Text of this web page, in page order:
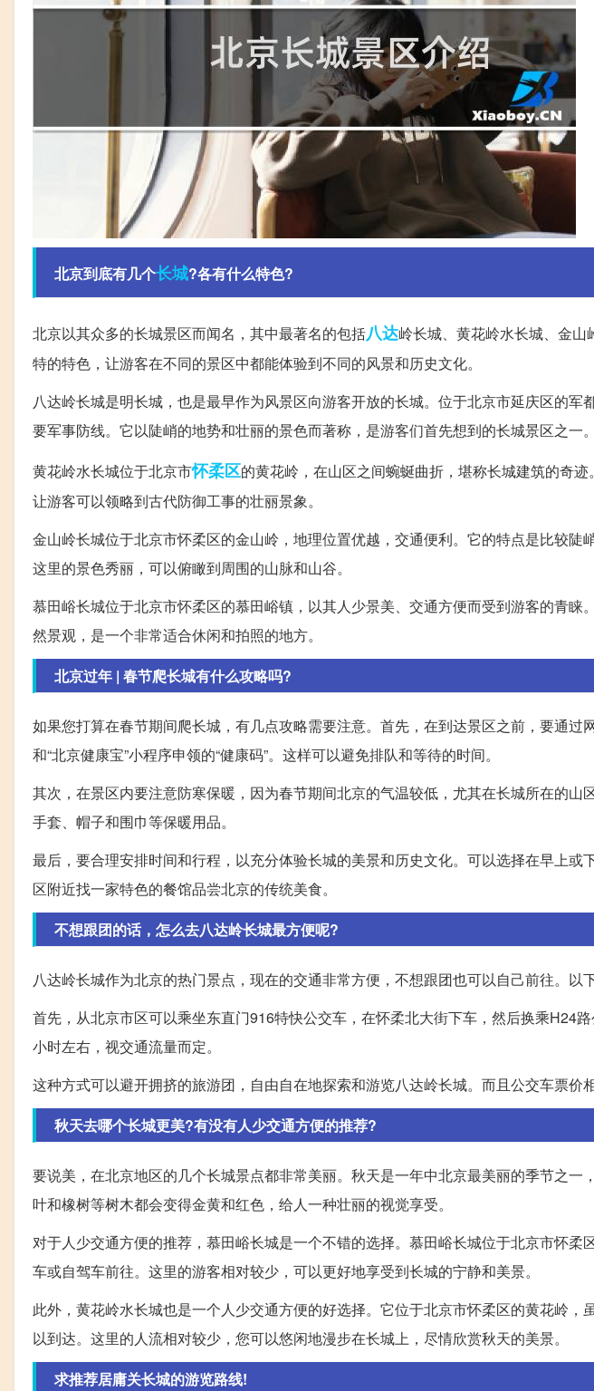
北京到底有几个长城?各有什么特色?
北京以其众多的长城景区而闻名，其中最著名的包括八达岭长城、黄花岭水长城、金
特的特色，让游客在不同的景区中都能体验到不同的风景和历史文化。
八达岭长城是明长城，也是最早作为风景区向游客开放的长城。位于北京市延庆区的
要军事防线。它以陡峭的地势和壮丽的景色而著称，是游客们首先想到的长城景区之一。
黄花岭水长城位于北京市怀柔区的黄花岭，在山区之间蜿蜒曲折，堪称长城建筑的奇
让游客可以领略到古代防御工事的壮丽景象。
金山岭长城位于北京市怀柔区的金山岭，地理位置优越，交通便利。它的特点是比较陡
这里的景色秀丽，可以俯瞰到周围的山脉和山谷。
慕田峪长城位于北京市怀柔区的慕田峪镇，以其人少景美、交通方便而受到游客的青睐
然景观，是一个非常适合休闲和拍照的地方。
北京过年 | 春节爬长城有什么攻略吗?
如果您打算在春节期间爬长城，有几点攻略需要注意。首先，在到达景区之前，要通过
和“北京健康宝”小程序申领的“健康码”。这样可以避免排队和等待的时间。
其次，在景区内要注意防寒保暖，因为春节期间北京的气温较低，尤其在长城所在的山
手套、帽子和围巾等保暖用品。
最后，要合理安排时间和行程，以充分体验长城的美景和历史文化。可以选择在早上或
区附近找一家特色的餐馆品尝北京的传统美食。
不想跟团的话，怎么去八达岭长城最方便呢?
八达岭长城作为北京的热门景点，现在的交通非常方便，不想跟团也可以自己前往。以
首先，从北京市区可以乘坐东直门916特快公交车，在怀柔北大街下车，然后换乘H24
小时左右，视交通流量而定。
这种方式可以避开拥挤的旅游团，自由自在地探索和游览八达岭长城。而且公交车票价
秋天去哪个长城更美?有没有人少交通方便的推荐?
要说美，在北京地区的几个长城景点都非常美丽。秋天是一年中北京最美丽的季节之一
叶和橡树等树木都会变得金黄和红色，给人一种壮丽的视觉享受。
对于人少交通方便的推荐，慕田峪长城是一个不错的选择。慕田峪长城位于北京市怀柔
车或自驾车前往。这里的游客相对较少，可以更好地享受到长城的宁静和美景。
此外，黄花岭水长城也是一个人少交通方便的好选择。它位于北京市怀柔区的黄花岭，
以到达。这里的人流相对较少，您可以悠闲地漫步在长城上，尽情欣赏秋天的美景。
求推荐居庸关长城的游览路线!